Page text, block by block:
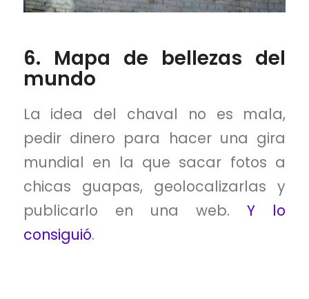
6. Mapa de bellezas del
mundo
La idea del chaval no es mala,
pedir dinero para hacer una gira
mundial en la que sacar fotos a
chicas guapas, geolocalizarlas y
publicarlo en una web.Y lo
consiguió.